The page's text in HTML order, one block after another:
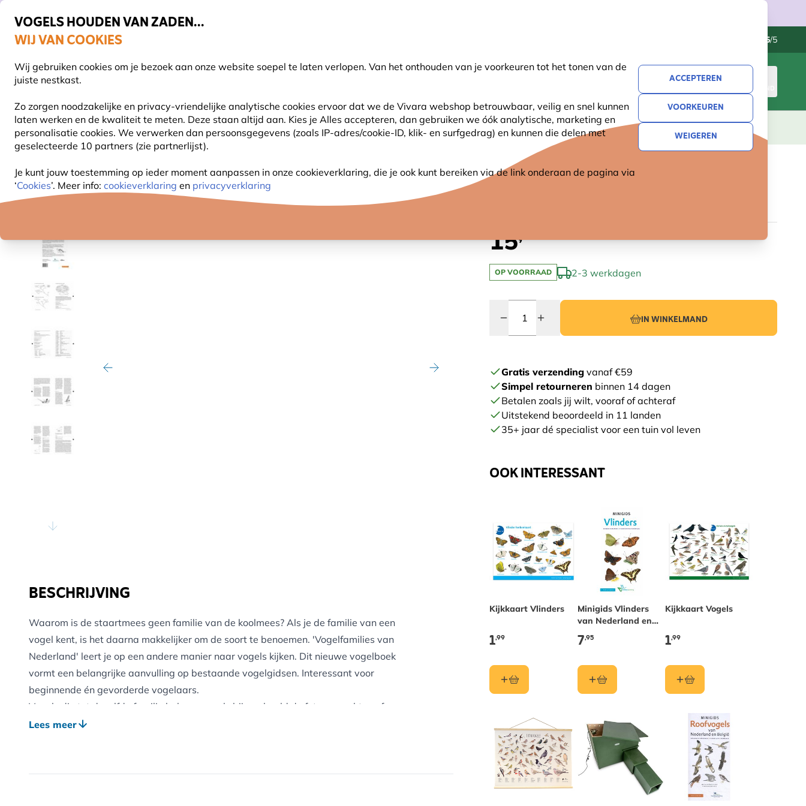
VOGELS HOUDEN VAN ZADEN...
WIJ VAN COOKIES
Wij gebruiken cookies om je bezoek aan onze website soepel te laten verlopen. Van het onthouden van je voorkeuren tot het tonen van de
juiste nestkast.
Zo zorgen noodzakelijke en privacy-vriendelijke analytische cookies ervoor dat we de Vivara webshop betrouwbaar, veilig en snel kunnen
laten werken en de kwaliteit te meten. Deze staan altijd aan. Kies je Alles accepteren, dan gebruiken we óók analytische, marketing en
personalisatie cookies. We verwerken dan persoonsgegevens (zoals IP-adres/cookie-ID, klik- en surfgedrag) en kunnen die delen met
geselecteerde 10 partners (zie partnerlijst).
Je kunt jouw toestemming op ieder moment aanpassen in onze cookieverklaring, die je ook kunt bereiken via de link onderaan de pagina via
‘Cookies’. Meer info: cookieverklaring en privacyverklaring
ACCEPTEREN
VOORKEUREN
WEIGEREN
Uitstekend beoordeeld door klanten in 11 landen
Gratis thuisbezorgd bij orders vanaf €59 4.5/5
Search
WINKELMAND
VOGELVOER VOEDERSYSTEMEN VOGELHUISJES ANDERE DIEREN PLANTEN NATUURBELEVING CADEAUS NIEUW SALE
15,-
OP VOORRAAD 2-3 werkdagen
IN WINKELMAND
Gratis verzending vanaf €59
Simpel retourneren binnen 14 dagen
Betalen zoals jij wilt, vooraf of achteraf
Uitstekend beoordeeld in 11 landen
35+ jaar dé specialist voor een tuin vol leven
OOK INTERESSANT
Kijkkaart Vlinders
1,99
Minigids Vlinders
van Nederland en
België
7,95
Kijkkaart Vogels
1,99
BESCHRIJVING
Waarom is de staartmees geen familie van de koolmees? Als je de familie van een
vogel kent, is het daarna makkelijker om de soort te benoemen. 'Vogelfamilies van
Nederland' leert je op een andere manier naar vogels kijken. Dit nieuwe vogelboek
vormt een belangrijke aanvulling op bestaande vogelgidsen. Interessant voor
beginnende én gevorderde vogelaars.
Vogels die tot dezelfde familie behoren, zoals bijvoorbeeld de futen, spechten of mezen,
vertonen onderling veel overeenkomsten in uiterlijk en gedrag. Met die wetenschap
het buitenland.
Lees meer